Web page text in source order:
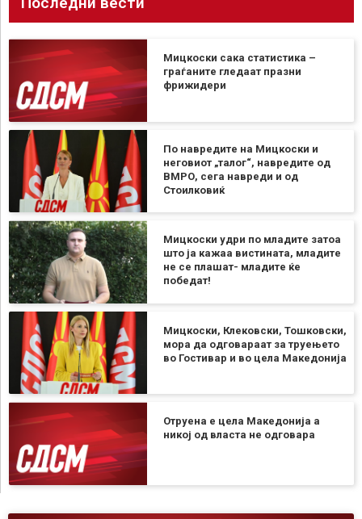
Мицкоски сака статистика –
граѓаните гледаат празни
фрижидери
По навредите на Мицкоски и
неговиот „талог“, навредите од
ВМРО, сега навреди и од
Стоилковиќ
Мицкоски удри по младите затоа
што ја кажаа вистината, младите
не се плашат- младите ќе
победат!
Мицкоски, Клековски, Тошковски,
мора да одговараат за труењето
во Гостивар и во цела Македонија
Отруена е цела Македонија а
никој од власта не одговара